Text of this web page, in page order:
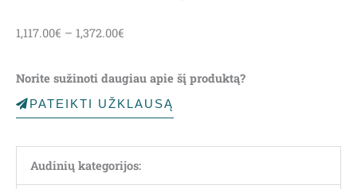
1,117.00€ – 1,372.00€
through
1,372.00€
Norite sužinoti daugiau apie šį produktą?
PATEIKTI UŽKLAUSĄ
Audinių kategorijos: